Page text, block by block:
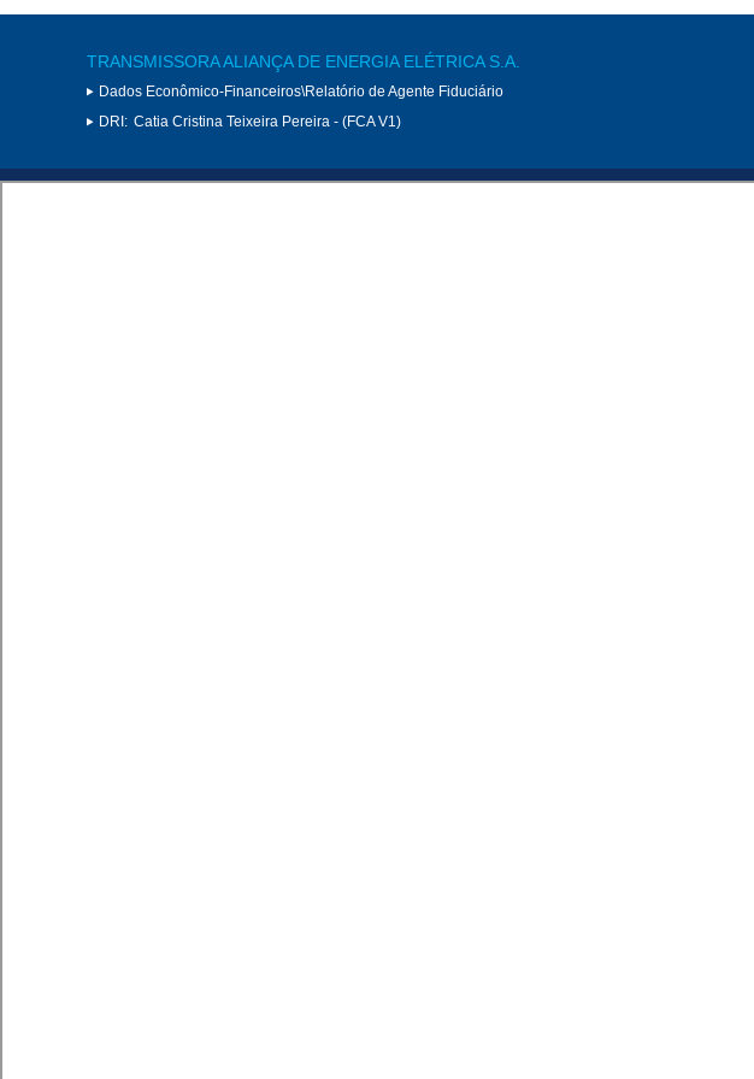
TRANSMISSORA ALIANÇA DE ENERGIA ELÉTRICA S.A.
Dados Econômico-Financeiros\Relatório de Agente Fiduciário
DRI: Catia Cristina Teixeira Pereira - (FCA V1)